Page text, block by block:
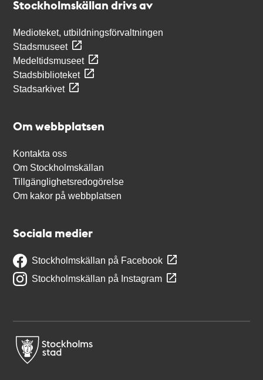
Stockholmskällan drivs av
Medioteket, utbildningsförvaltningen
Stadsmuseet
Medeltidsmuseet
Stadsbiblioteket
Stadsarkivet
Om webbplatsen
Kontakta oss
Om Stockholmskällan
Tillgänglighetsredogörelse
Om kakor på webbplatsen
Sociala medier
Stockholmskällan på Facebook
Stockholmskällan på Instagram